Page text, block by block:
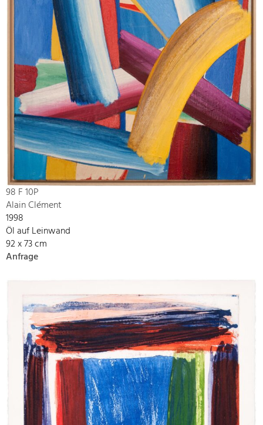
98 F 10P
Alain Clément
1998
Öl auf Leinwand
92 x 73 cm
Anfrage